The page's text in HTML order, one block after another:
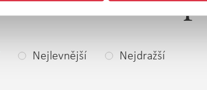
Nejlevnější Nejdražší